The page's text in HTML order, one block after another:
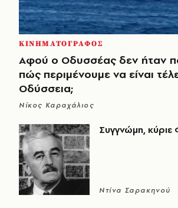
ΚΙΝΗΜΑΤΟΓΡΑΦΟΣ
Αφού ο Οδυσσέας δεν ήταν
πώς περιμένουμε να είναι
Οδύσσεια;
Νίκος Καραχάλιος
Συγγνώμη,
Ντίνα Σαρακηνού